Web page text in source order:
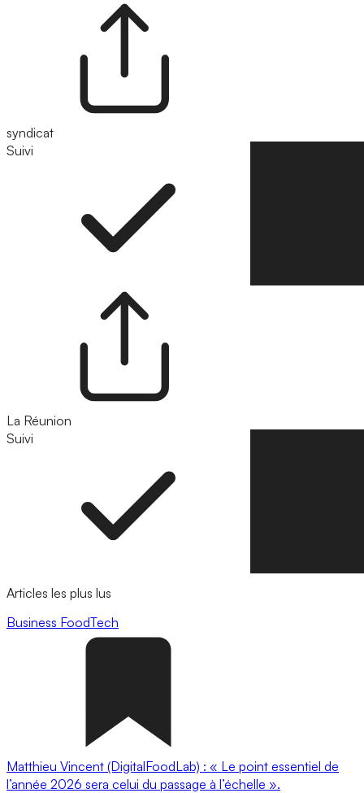
syndicat
Suivi
La Réunion
Suivi
Articles les plus lus
Business FoodTech
Matthieu Vincent (DigitalFoodLab) : « Le point essentiel de
l’année 2026 sera celui du passage à l’échelle ».